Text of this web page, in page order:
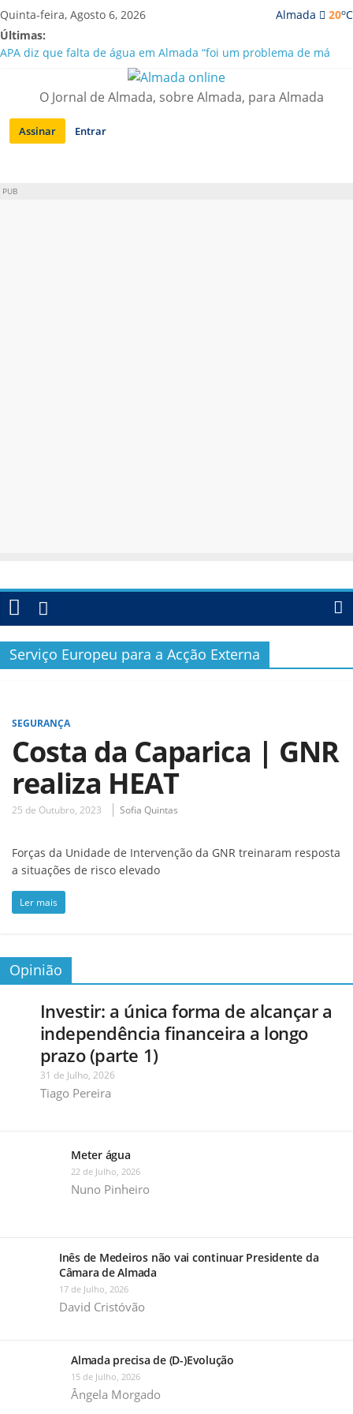
Saltar
para
conteúdo
Almada 20oC
Quinta-feira, Agosto 6, 2026
Últimas:
APA diz que falta de água em Almada “foi um problema de má
Laranjeiro | Cultura pop asiática invade a Casa Amarela
Ponte 25 de Abril celebra 60 anos com programa cultural entre
Lisboa e Almada
Situação de alerta em Almada renovada até final de Agosto
O Jornal de Almada, sobre Almada, para Almada
Assinar Entrar
PUB
Serviço Europeu para a Acção Externa
SEGURANÇA
Costa da Caparica | GNR
realiza HEAT
25 de Outubro, 2023 Sofia Quintas
Forças da Unidade de Intervenção da GNR treinaram resposta
a situações de risco elevado
Ler mais
Opinião
Investir: a única forma de alcançar a
independência financeira a longo
prazo (parte 1)
31 de Julho, 2026
Tiago Pereira
Meter água
22 de Julho, 2026
Nuno Pinheiro
Inês de Medeiros não vai continuar Presidente da
Câmara de Almada
17 de Julho, 2026
David Cristóvão
Almada precisa de (D-)Evolução
15 de Julho, 2026
Ângela Morgado